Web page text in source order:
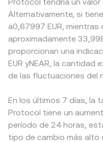
Alternativamente, si
a0,67997 EUR, mientras
aproximadamente
proporcionan una
EUR yNEAR, la cantidad
de las fluctuaciones del
En los últimos 7 días, la
Protocol tiene un
período de 24 horas,
tipo de cambio más alto